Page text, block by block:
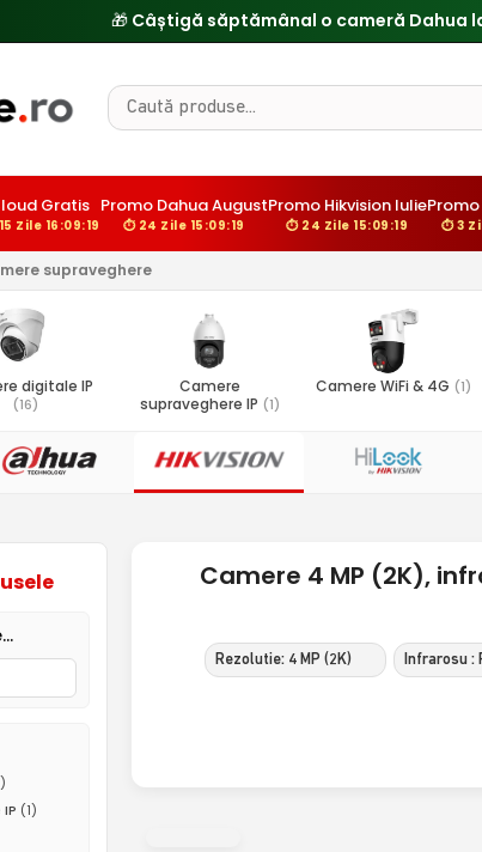
Gratis
Zile 16:09:18
Promo Dahua August
⏱ 24 Zile 15:09:18
Promo Hikvision Iulie
⏱ 24 Zile 15:09:18 ⏱ 3
supraveghere
digitale IP
(16)
Camere
supraveghere IP (1)
Camere WiFi & 4G (1)
(1)
Camere 4 MP (2K),
Rezolutie: 4 MP (2K) Infrarosu :